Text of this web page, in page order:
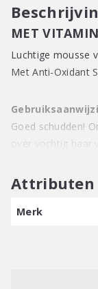
MET
Luchtige mousse
Met Anti-Oxidant
Goed schudden!
over vochtig haar
Attributen
Merk